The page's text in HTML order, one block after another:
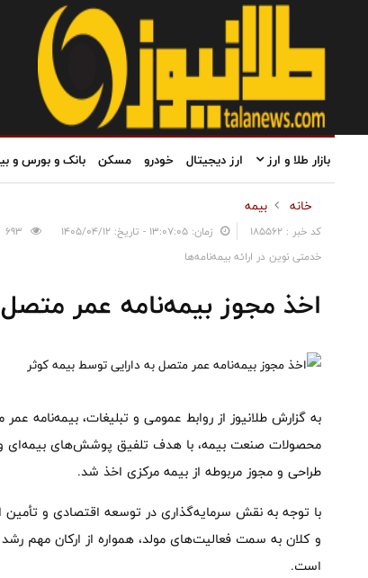
بازار طلا و ارز ارز دیجیتال خودرو مسکن بانک و بورس و
خانه بیمه
کد خبر : 185562 زمان: ۱۳:۰۷:۰۵ - تاریخ: ۱۴۰۵/۰۴/۱۲
خدمتی نوین در ارائه بیمه‌نامه‌ها
اخذ مجوز بیمه‌نامه عمر
محصولات صنعت بیمه، با هدف تلفیق پوشش‌های بیمه‌ای
طراحی و مجوز مربوطه از بیمه مرکزی اخذ شد.
با توجه به نقش سرمایه‌گذاری در توسعه اقتصادی و تأمین
و کلان به سمت فعالیت‌های مولد، همواره از ارکان مهم
است.